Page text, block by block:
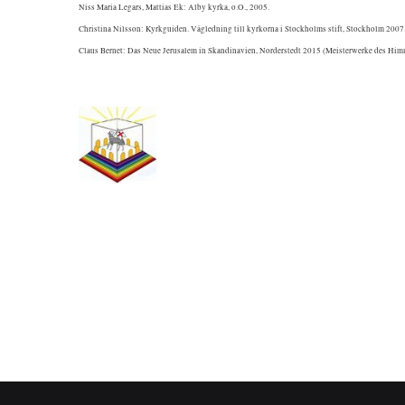
Niss Maria Legars, Mattias Ek: Alby kyrka, o.O., 2005.
Christina Nilsson: Kyrkguiden. Vägledning till kyrkorna i Stockholms stift, Stockholm 2007.
Claus Bernet: Das Neue Jerusalem in Skandinavien, Norderstedt 2015 (Meisterwerke des